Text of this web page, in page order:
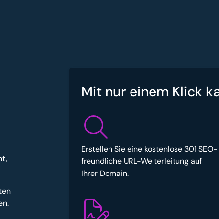
Mit nur einem Klick
Erstellen Sie eine kostenlose 301 SEO-
freundliche URL-Weiterleitung auf
Ihrer Domain.